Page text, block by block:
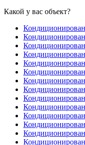
Какой у вас объект?